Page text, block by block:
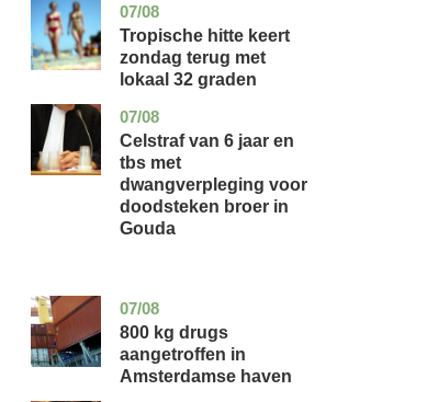
07/08
utrecht
nieuws
Tropische hitte keert
zondag terug met
lokaal 32 graden
07/08
zuid-
holland
nieuws
Celstraf van 6 jaar en
tbs met
dwangverpleging voor
doodsteken broer in
Gouda
07/08
noord-
holland
nieuws
800 kg drugs
aangetroffen in
Amsterdamse haven